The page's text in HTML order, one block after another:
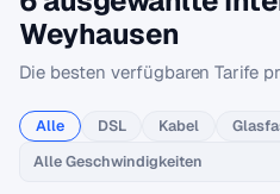
Weyhausen
Die besten verfügbaren Tarife
Alle DSL Kabel